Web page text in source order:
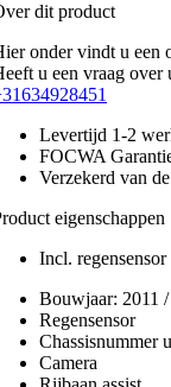
dit product
onder vindt u een
u een vraag over
Levertijd 1-2
FOCWA
Verzekerd van
eigenschappen
Incl.
Bouwjaar: 2011
Regensensor
Chassisnummer
Camera